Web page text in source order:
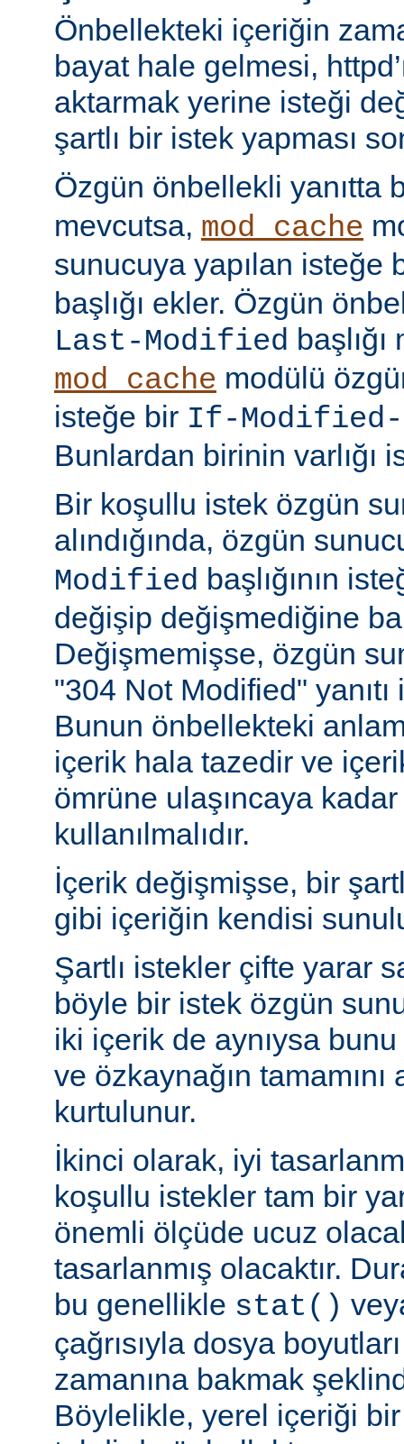
Önbellekteki içeriğin
bayat hale gelmesi,
aktarmak yerine isteği
şartlı bir istek yapması
Özgün önbellekli yanıtta
mevcutsa, mod_cache
sunucuya yapılan isteğe
başlığı ekler. Özgün
Last-Modified
mod_cache modülü
isteğe bir If-Modified-
Bunlardan birinin varlığı
Bir koşullu istek özgün
alındığında, özgün
Modified başlığının
değişip değişmediğine
Değişmemişse, özgün
"304 Not Modified"
Bunun önbellekteki
içerik hala tazedir ve
ömrüne ulaşıncaya
kullanılmalıdır.
İçerik değişmişse, bir
gibi içeriğin kendisi
Şartlı istekler çifte yarar
böyle bir istek özgün
iki içerik de aynıysa
ve özkaynağın
kurtulunur.
İkinci olarak, iyi
koşullu istekler tam bir
önemli ölçüde ucuz
tasarlanmış olacaktır.
bu genellikle stat()
çağrısıyla dosya
zamanına bakmak
Böylelikle, yerel içeriği bir